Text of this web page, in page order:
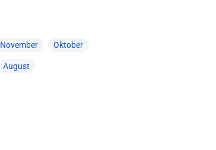
November Oktober
August